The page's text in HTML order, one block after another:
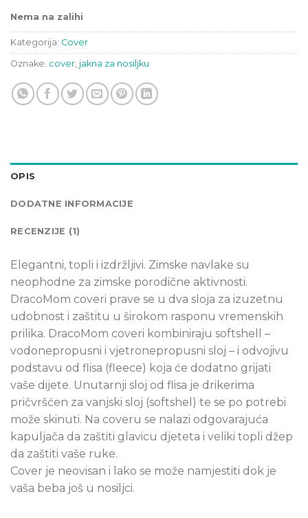
Nema na zalihi
Kategorija: Cover
Oznake: cover jakna za nosiljku
OPIS
DODATNE INFORMACIJE
RECENZIJE (1)
Elegantni, topli i izdržljivi. Zimske navlake su
neophodne za zimske porodične aktivnosti.
DracoMom coveri prave se u dva sloja za izuzetnu
udobnost i zaštitu u širokom rasponu vremenskih
prilika. DracoMom coveri kombiniraju softshell –
vodonepropusni i vjetronepropusni sloj – i odvojivu
podstavu od flisa (fleece) koja će dodatno grijati
vaše dijete. Unutarnji sloj od flisa je drikerima
pričvršćen za vanjski sloj (softshel) te se po potrebi
može skinuti. Na coveru se nalazi odgovarajuća
kapuljača da zaštiti glavicu djeteta i veliki topli džep
da zaštiti vaše ruke.
Cover je neovisan i lako se može namjestiti dok je
vaša beba još u nosiljci.